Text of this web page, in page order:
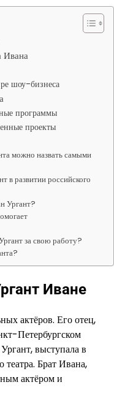
Ивана
шоу-бизнеса
программы
проекты
можно назвать самыми
в развитии российского
Ургант?
за свою работу?
Иване
актёров. Его отец,
Петербургском
выступала в
Брат Ивана,
актёром и